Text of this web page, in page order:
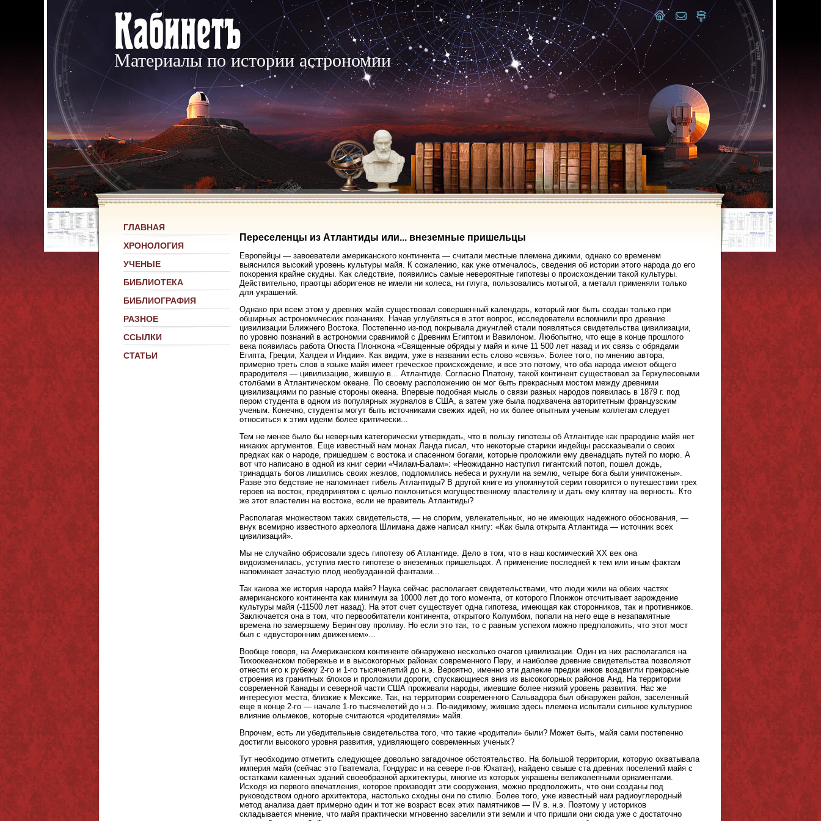
Материалы по истории астрономии
ГЛАВНАЯ
ХРОНОЛОГИЯ
УЧЕНЫЕ
БИБЛИОТЕКА
БИБЛИОГРАФИЯ
РАЗНОЕ
ССЫЛКИ
СТАТЬИ
Переселенцы из Атлантиды или... внеземные пришельцы
Европейцы — завоеватели американского континента — считали местные племена дикими, однако со временем
выяснился высокий уровень культуры майя. К сожалению, как уже отмечалось, сведения об истории этого народа до его
покорения крайне скудны. Как следствие, появились самые невероятные гипотезы о происхождении такой культуры.
Действительно, праотцы аборигенов не имели ни колеса, ни плуга, пользовались мотыгой, а металл применяли только
для украшений.
Однако при всем этом у древних майя существовал совершенный календарь, который мог быть создан только при
обширных астрономических познаниях. Начав углубляться в этот вопрос, исследователи вспомнили про древние
цивилизации Ближнего Востока. Постепенно из-под покрывала джунглей стали появляться свидетельства цивилизации,
по уровню познаний в астрономии сравнимой с Древним Египтом и Вавилоном. Любопытно, что еще в конце прошлого
века появилась работа Огюста Плонжона «Священные обряды у майя и киче 11 500 лет назад и их связь с обрядами
Египта, Греции, Халдеи и Индии». Как видим, уже в названии есть слово «связь». Более того, по мнению автора,
примерно треть слов в языке майя имеет греческое происхождение, и все это потому, что оба народа имеют общего
прародителя — цивилизацию, жившую в... Атлантиде. Согласно Платону, такой континент существовал за Геркулесовыми
столбами в Атлантическом океане. По своему расположению он мог быть прекрасным мостом между древними
цивилизациями по разные стороны океана. Впервые подобная мысль о связи разных народов появилась в 1879 г. под
пером студента в одном из популярных журналов в США, а затем уже была подхвачена авторитетным французским
ученым. Конечно, студенты могут быть источниками свежих идей, но их более опытным ученым коллегам следует
относиться к этим идеям более критически...
Тем не менее было бы неверным категорически утверждать, что в пользу гипотезы об Атлантиде как прародине майя нет
никаких аргументов. Еще известный нам монах Ланда писал, что некоторые старики индейцы рассказывали о своих
предках как о народе, пришедшем с востока и спасенном богами, которые проложили ему двенадцать путей по морю. А
вот что написано в одной из книг серии «Чилам-Балам»: «Неожиданно наступил гигантский потоп, пошел дождь,
тринадцать богов лишились своих жезлов, подломились небеса и рухнули на землю, четыре бога были уничтожены».
Разве это бедствие не напоминает гибель Атлантиды? В другой книге из упомянутой серии говорится о путешествии трех
героев на восток, предпринятом с целью поклониться могущественному властелину и дать ему клятву на верность. Кто
же этот властелин на востоке, если не правитель Атлантиды?
Располагая множеством таких свидетельств, — не спорим, увлекательных, но не имеющих надежного обоснования, —
внук всемирно известного археолога Шлимана даже написал книгу: «Как была открыта Атлантида — источник всех
цивилизаций».
Мы не случайно обрисовали здесь гипотезу об Атлантиде. Дело в том, что в наш космический XX век она
видоизменилась, уступив место гипотезе о внеземных пришельцах. А применение последней к тем или иным фактам
напоминает зачастую плод необузданной фантазии...
Так какова же история народа майя? Наука сейчас располагает свидетельствами, что люди жили на обеих частях
американского континента как минимум за 10000 лет до того момента, от которого Плонжон отсчитывает зарождение
культуры майя (-11500 лет назад). На этот счет существует одна гипотеза, имеющая как сторонников, так и противников.
Заключается она в том, что первообитатели континента, открытого Колумбом, попали на него еще в незапамятные
времена по замерзшему Берингову проливу. Но если это так, то с равным успехом можно предположить, что этот мост
был с «двусторонним движением»...
Вообще говоря, на Американском континенте обнаружено несколько очагов цивилизации. Один из них располагался на
Тихоокеанском побережье и в высокогорных районах современного Перу, и наиболее древние свидетельства позволяют
отнести его к рубежу 2-го и 1-го тысячелетий до н.э. Вероятно, именно эти далекие предки инков воздвигли прекрасные
строения из гранитных блоков и проложили дороги, спускающиеся вниз из высокогорных районов Анд. На территории
современной Канады и северной части США проживали народы, имевшие более низкий уровень развития. Нас же
интересуют места, близкие к Мексике. Так, на территории современного Сальвадора был обнаружен район, заселенный
еще в конце 2-го — начале 1-го тысячелетий до н.э. По-видимому, жившие здесь племена испытали сильное культурное
влияние ольмеков, которые считаются «родителями» майя.
Впрочем, есть ли убедительные свидетельства того, что такие «родители» были? Может быть, майя сами постепенно
достигли высокого уровня развития, удивляющего современных ученых?
Тут необходимо отметить следующее довольно загадочное обстоятельство. На большой территории, которую охватывала
империя майя (сейчас это Гватемала, Гондурас и на севере п-ов Юкатан), найдено свыше ста древних поселений майя с
остатками каменных зданий своеобразной архитектуры, многие из которых украшены великолепными орнаментами.
Исходя из первого впечатления, которое производят эти сооружения, можно предположить, что они созданы под
руководством одного архитектора, настолько сходны они по стилю. Более того, уже известный нам радиоуглеродный
метод анализа дает примерно один и тот же возраст всех этих памятников — IV в. н.э. Поэтому у историков
складывается мнение, что майя практически мгновенно заселили эти земли и что пришли они сюда уже с достаточно